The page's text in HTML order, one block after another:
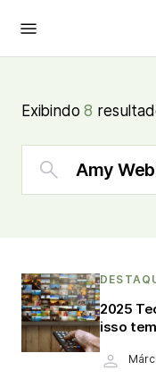
Exibindo8
2025
isso